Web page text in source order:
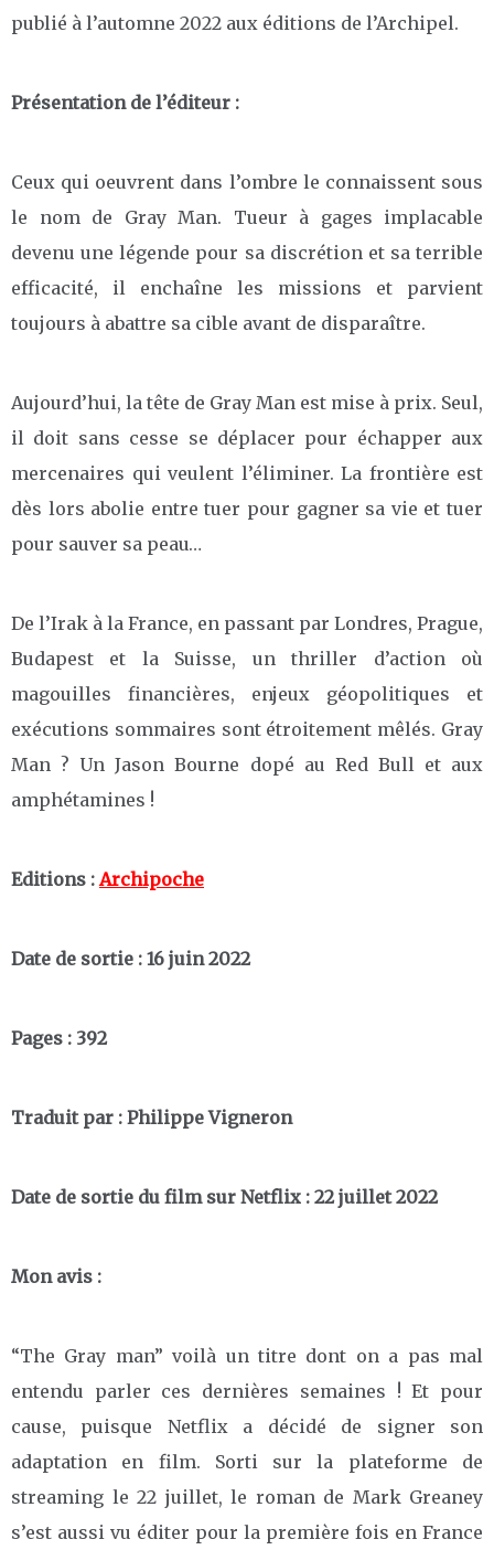
publié à l’automne 2022 aux éditions de l’Archipel.
Présentation de l’éditeur :
Ceux qui oeuvrent dans l’ombre le connaissent sous
le nom de Gray Man. Tueur à gages implacable
devenu une légende pour sa discrétion et sa terrible
efficacité, il enchaîne les missions et parvient
toujours à abattre sa cible avant de disparaître.
Aujourd’hui, la tête de Gray Man est mise à prix. Seul,
il doit sans cesse se déplacer pour échapper aux
mercenaires qui veulent l’éliminer. La frontière est
dès lors abolie entre tuer pour gagner sa vie et tuer
pour sauver sa peau…
De l’Irak à la France, en passant par Londres, Prague,
Budapest et la Suisse, un thriller d’action où
magouilles financières, enjeux géopolitiques et
exécutions sommaires sont étroitement mêlés. Gray
Man ? Un Jason Bourne dopé au Red Bull et aux
amphétamines !
Editions : Archipoche
Date de sortie : 16 juin 2022
Pages : 392
Traduit par : Philippe Vigneron
Date de sortie du film sur Netflix : 22 juillet 2022
Mon avis :
“The Gray man” voilà un titre dont on a pas mal
entendu parler ces dernières semaines ! Et pour
cause, puisque Netflix a décidé de signer son
adaptation en film. Sorti sur la plateforme de
streaming le 22 juillet, le roman de Mark Greaney
s’est aussi vu éditer pour la première fois en France